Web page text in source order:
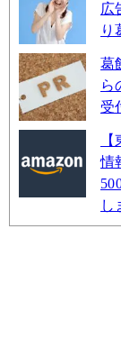
広
り
葛
ら
受
情
し